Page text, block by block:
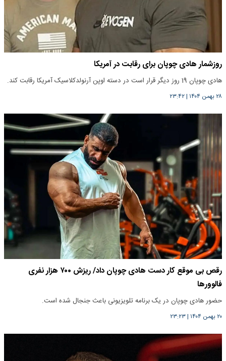
روزشمار هادی چوپان برای رقابت در آمریکا
هادی چوپان 19 روز دیگر قرار است در دسته اوپن آرنولدکلاسیک آمریکا رقابت کند.
۲۸ بهمن ۱۴۰۴ |۲۳:۴۲
رقص بی موقع کار دست هادی چوپان داد/ ریزش ۷۰۰ هزار نفری
فالوورها
حضور هادی چوپان در یک برنامه تلویزیونی باعث جنجال شده است.
۲۰ بهمن ۱۴۰۴ |۲۳:۲۳